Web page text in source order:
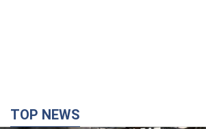
TOP NEWS